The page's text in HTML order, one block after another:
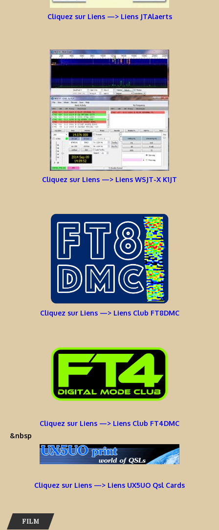
Cliquez sur Liens —> Liens JTAlaerts
Cliquez sur Liens —> Liens WSJT-X K1JT
Cliquez sur Liens —> Liens Club FT8DMC
Cliquez sur Liens —> Liens Club FT4DMC
&nbsp
Cliquez sur Liens —> Liens UX5UO Qsl Cards
FILM